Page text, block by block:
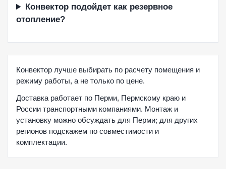
Конвектор подойдет как резервное
отопление?
Конвектор лучше выбирать по расчету помещения и
режиму работы, а не только по цене.
Доставка работает по Перми, Пермскому краю и
России транспортными компаниями. Монтаж и
установку можно обсуждать для Перми; для других
регионов подскажем по совместимости и
комплектации.